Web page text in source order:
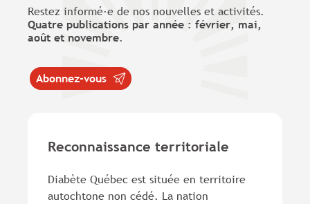
Restez informé·e de nos nouvelles et activités.
Quatre publications par année : février, mai,
août et novembre.
Abonnez-vous
Reconnaissance territoriale
Diabète Québec est située en territoire
autochtone non cédé. La nation